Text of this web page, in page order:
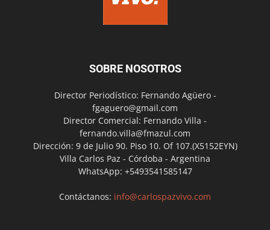
SOBRE NOSOTROS
Director Periodístico: Fernando Agüero -
fgaguero@gmail.com
Director Comercial: Fernando Villa -
fernando.villa@fmazul.com
Dirección: 9 de Julio 90. Piso 10. Of 107.(X5152EYN)
Villa Carlos Paz - Córdoba - Argentina
WhatsApp: +5493541585147
Contáctanos: info@carlospazvivo.com